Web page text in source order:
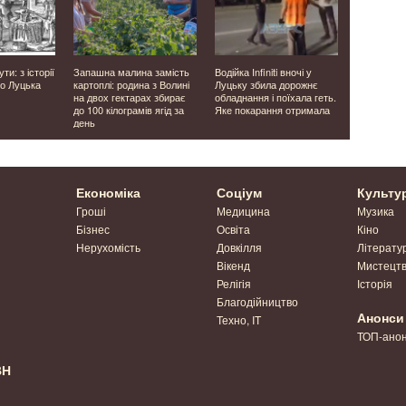
з історії
Луцька
Запашна малина замість
картоплі: родина з Волині
на двох гектарах збирає
до 100 кілограмів ягід за
день
Водійка Infiniti вночі у
Луцьку збила дорожнє
обладнання і поїхала геть.
Яке покарання отримала
Економіка
Гроші
Бізнес
Нерухомість
Соціум
Медицина
Освіта
Довкілля
Вікенд
Релігія
Благодійництво
Техно, IT
Музика
Кіно
Історія
Анонси
ТОП-